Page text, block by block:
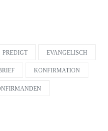
PREDIGT EVANGELISCH
KONFIRMATION